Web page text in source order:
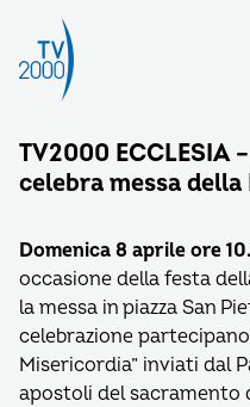
TV2000 ECCLESIA
celebra messa
Domenica 8 aprile ore
occasione della festa
la messa in piazza San
celebrazione
Misericordia” inviati dal
apostoli del sacramento